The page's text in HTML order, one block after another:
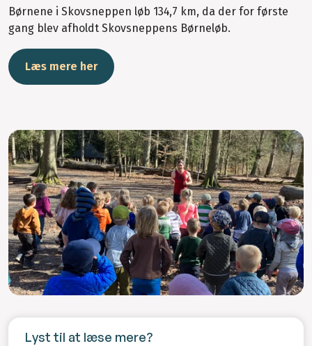
Børnene i Skovsneppen løb 134,7 km, da der for første
gang blev afholdt Skovsneppens Børneløb.
Læs mere her
Lyst til at læse mere?